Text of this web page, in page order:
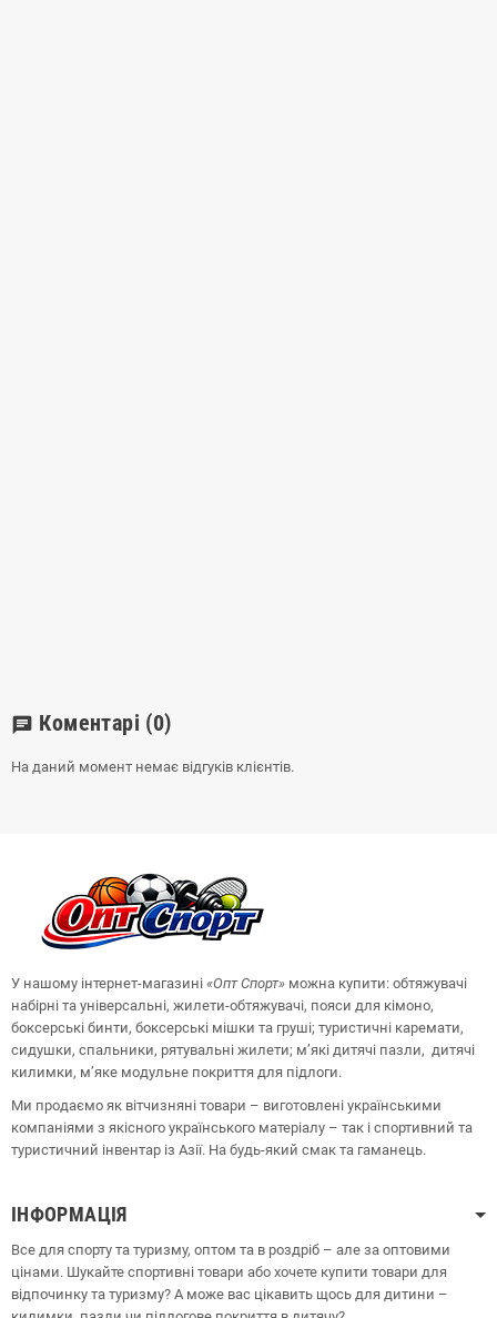
chat Коментарі (0)
На даний момент немає відгуків клієнтів.
У нашому інтернет-магазині «ОптСпорт» можна купити: обтяжувачі
набірні та універсальні, жилети-обтяжувачі, пояси для кімоно,
боксерські бинти, боксерські мішки та груші; туристичні каремати,
сидушки, спальники, рятувальні жилети; м’які дитячі пазли, дитячі
килимки, м’яке модульне покриття для підлоги.
Ми продаємо як вітчизняні товари – виготовлені українськими
компаніями з якісного українського матеріалу – так і спортивний та
туристичний інвентар із Азії. На будь-який смак та гаманець.
ІНФОРМАЦІЯ
Все для спорту та туризму, оптом та в роздріб – але за оптовими
цінами. Шукайте спортивні товари або хочете купити товари для
відпочинку та туризму? А може вас цікавить щось для дитини –